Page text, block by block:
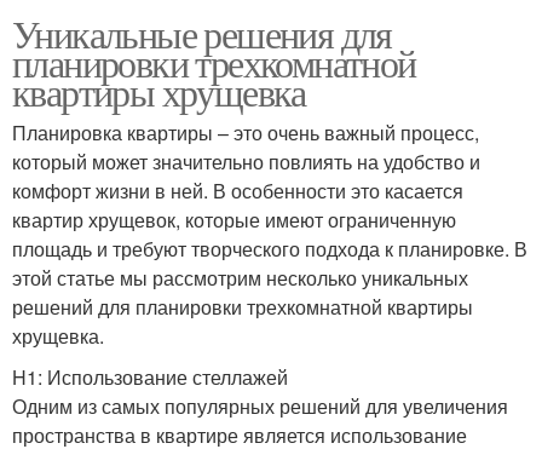
Уникальные решения для
планировки трехкомнатной
квартиры хрущевка
Планировка квартиры – это очень важный процесс,
который может значительно повлиять на удобство и
комфорт жизни в ней. В особенности это касается
квартир хрущевок, которые имеют ограниченную
площадь и требуют творческого подхода к планировке. В
этой статье мы рассмотрим несколько уникальных
решений для планировки трехкомнатной квартиры
хрущевка.
H1: Использование стеллажей
Одним из самых популярных решений для увеличения
пространства в квартире является использование